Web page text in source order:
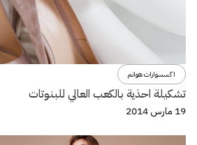
اكسسوارات هوانم
تشكيلة احذية بالكعب العالي للبنوتات
19 مارس 2014